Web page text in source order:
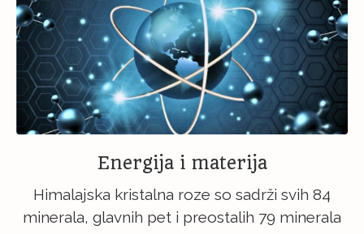
Energija i materija
Himalajska kristalna roze so sadrži svih 84
minerala, glavnih pet i preostalih 79 minerala